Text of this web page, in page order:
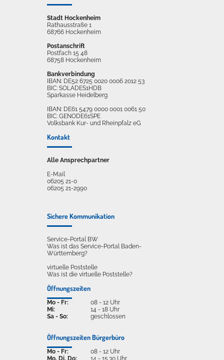
Stadt Hockenheim
Rathausstraße 1
68766 Hockenheim
Postanschrift
Postfach 15 48
68758 Hockenheim
Bankverbindung
IBAN: DE52 6725 0020 0006 2012 53
BIC: SOLADES1HDB
Sparkasse Heidelberg
IBAN: DE61 5479 0000 0001 0061 50
BIC: GENODE61SPE
Volksbank Kur- und Rheinpfalz eG
Kontakt
Alle Ansprechpartner
E-Mail
06205 21-0
06205 21-2990
Sichere Kommunikation
Service-Portal BW
Was ist das Service-Portal Baden-
Württemberg?
virtuelle Poststelle
Was ist die virtuelle Poststelle?
Öffnungszeiten
Mo - Fr:
Mi:
Sa - So:
08 - 12 Uhr
14 - 18 Uhr
geschlossen
Öffnungszeiten Bürgerbüro
Mo - Fr:
08 - 12 Uhr